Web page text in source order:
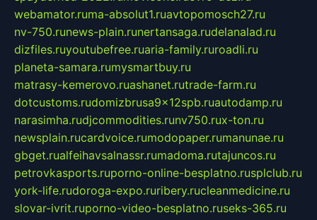
webamator.ruma-absolut1.ruavtopomosch27.ru
nv-750.runews-plain.runertansaga.rudelanalad.ru
dizfiles.ruyoutubefree.ruaria-family.ruroadli.ru
planeta-samara.rumysmartbuy.ru
matrasy-kemerovo.ruashanet.rutrade-farm.ru
dotcustoms.rudomizbrusa9x12spb.ruautodamp.ru
narasimha.rudjcommodities.runv750.rux-ton.ru
newsplain.rucardvoice.rumodopaper.rumanunae.ru
gbget.rualfeihavsalnassr.rumadoma.rutajuncos.ru
petrovkasports.ruporno-online-besplatno.rusplclub.ru
york-life.rudoroga-expo.ruribery.rucleanmedicine.ru
slovar-ivrit.ruporno-video-besplatno.ruseks-365.ru